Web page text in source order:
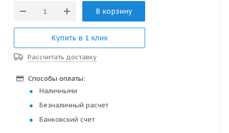
В корзину
Купить в 1 клик
Рассчитать доставку
Способы оплаты:
Наличными
Безналичный расчет
Банковский счет